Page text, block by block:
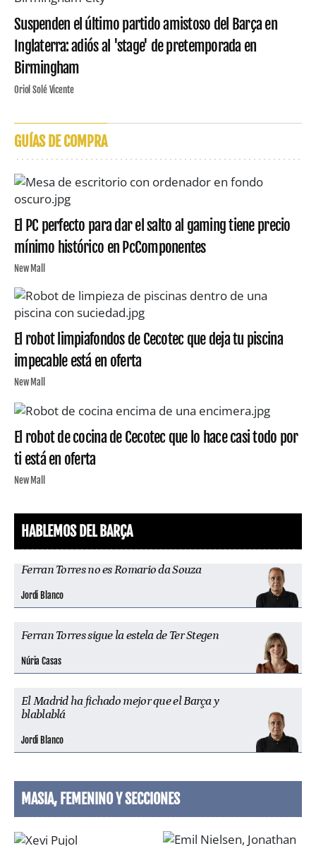
Suspenden el último partido amistoso del Barça en
Inglaterra: adiós al 'stage' de pretemporada en
Birmingham
Oriol Solé Vicente
GUÍAS DE COMPRA
El PC perfecto para dar el salto al gaming tiene precio
mínimo histórico en PcComponentes
New Mall
El robot limpiafondos de Cecotec que deja tu piscina
impecable está en oferta
New Mall
El robot de cocina de Cecotec que lo hace casi todo por
ti está en oferta
New Mall
HABLEMOS DEL BARÇA
Ferran Torres no es Romario da Souza
Jordi Blanco
Ferran Torres sigue la estela de Ter Stegen
Núria Casas
El Madrid ha fichado mejor que el Barça y
blablablá
Jordi Blanco
MASIA, FEMENINO Y SECCIONES